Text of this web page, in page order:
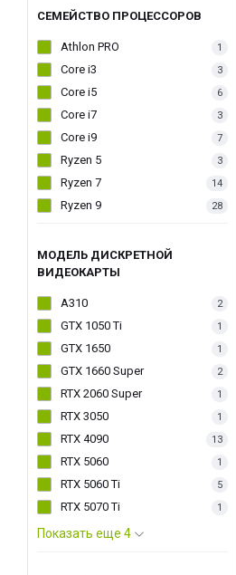
СЕМЕЙСТВО ПРОЦЕССОРОВ
Athlon PRO 1
Core i3 3
Core i5 6
Core i7 3
Core i9 7
Ryzen 5 3
Ryzen 7 14
Ryzen 9 28
МОДЕЛЬ ДИСКРЕТНОЙ
ВИДЕОКАРТЫ
A310 2
GTX 1050 Ti 1
GTX 1650 1
GTX 1660 Super 2
RTX 2060 Super 1
RTX 3050 1
RTX 4090 13
RTX 5060 1
RTX 5060 Ti 5
RTX 5070 Ti 1
Показать еще 4